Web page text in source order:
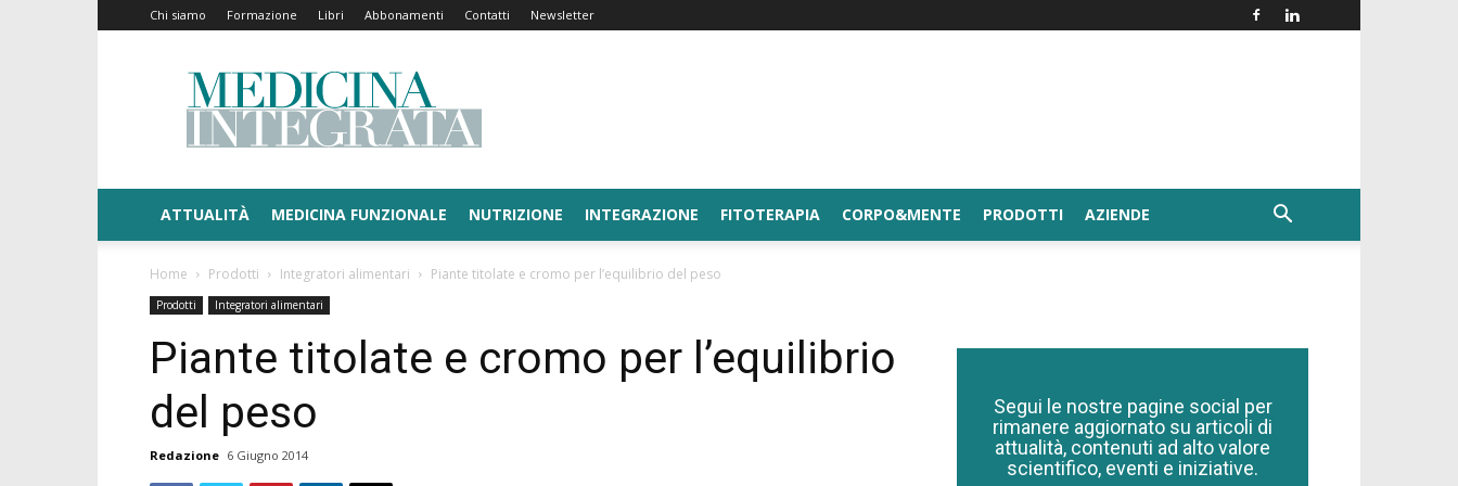
Chi siamo Formazione Libri Abbonamenti Contatti Newsletter
Medicina
Integrata
ATTUALITÀ MEDICINA FUNZIONALE NUTRIZIONE INTEGRAZIONE FITOTERAPIA CORPO&MENTE PRODOTTI AZIENDE
Home Prodotti Integratori alimentari Piante titolate e cromo per l’equilibrio del peso
Prodotti Integratori alimentari
Piante titolate e cromo per l’equilibrio
del peso
Redazione 6 Giugno 2014
Segui le nostre pagine social per
rimanere aggiornato su articoli di
attualità, contenuti ad alto valore
scientifico, eventi e iniziative.